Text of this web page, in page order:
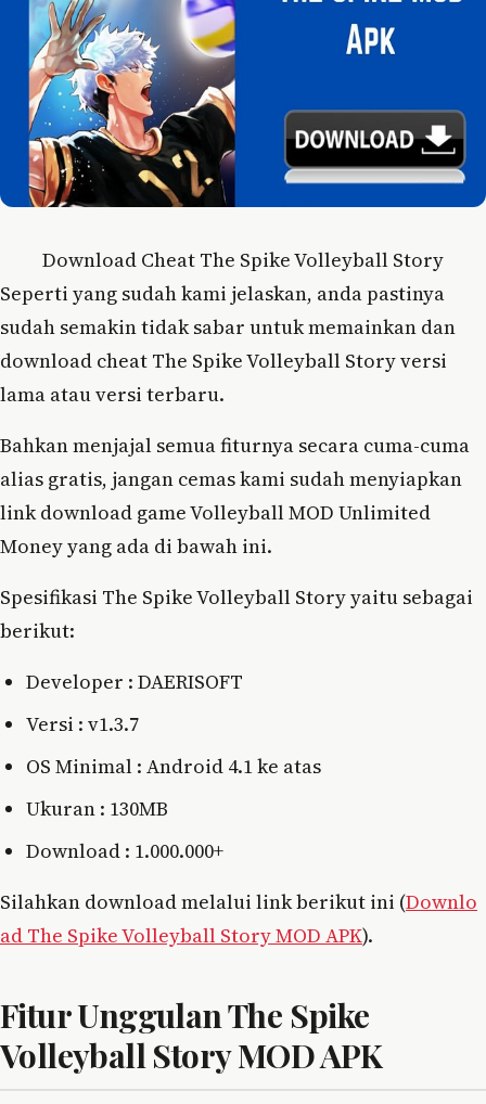
Download Cheat The Spike Volleyball Story
Seperti yang sudah kami jelaskan, anda pastinya
sudah semakin tidak sabar untuk memainkan dan
download cheat The Spike Volleyball Story versi
lama atau versi terbaru.
Bahkan menjajal semua fiturnya secara cuma-cuma
alias gratis, jangan cemas kami sudah menyiapkan
link download game Volleyball MOD Unlimited
Money yang ada di bawah ini.
Spesifikasi The Spike Volleyball Story yaitu sebagai
berikut:
Developer : DAERISOFT
Versi : v1.3.7
OS Minimal : Android 4.1 ke atas
Ukuran : 130MB
Download : 1.000.000+
Silahkan download melalui link berikut ini (Downlo
ad The Spike Volleyball Story MOD APK).
Fitur Unggulan The Spike
Volleyball Story MOD APK